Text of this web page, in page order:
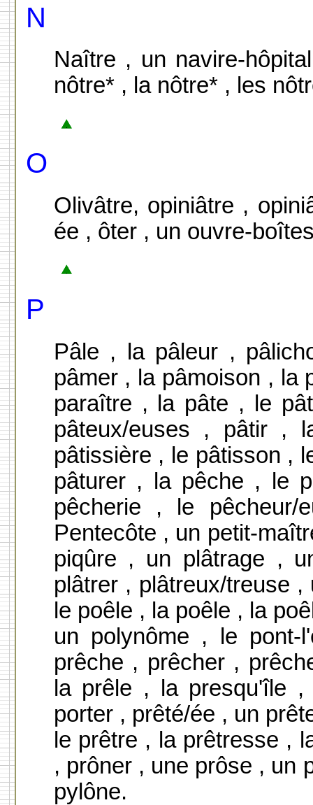
N
Naître , un navire-
nôtre* , la nôtre* , les
O
Olivâtre, opiniâtre ,
ée , ôter , un ouvre-
P
Pâle , la pâleur ,
pâmer , la pâmoison , la
paraître , la pâte , le
pâteux/euses , pâtir ,
pâtissière , le pâtisson ,
pâturer , la pêche , le
pêcherie , le
Pentecôte , un petit-
piqûre , un plâtrage ,
plâtrer , plâtreux/treuse
le poêle , la poêle , la
un polynôme , le pont-
prêche , prêcher ,
la prêle , la presqu'île
porter , prêté/ée , un
le prêtre , la prêtresse ,
, prôner , une prôse , un
pylône.